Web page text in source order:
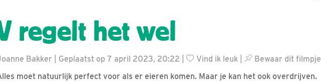
regelt het wel
Bakker | Geplaatst op 7 april 2023, 20:22 | Vind ik leuk Bewaar dit filmpje
moet natuurlijk perfect voor als er eieren komen. Maar je kan het ook overdrijven.